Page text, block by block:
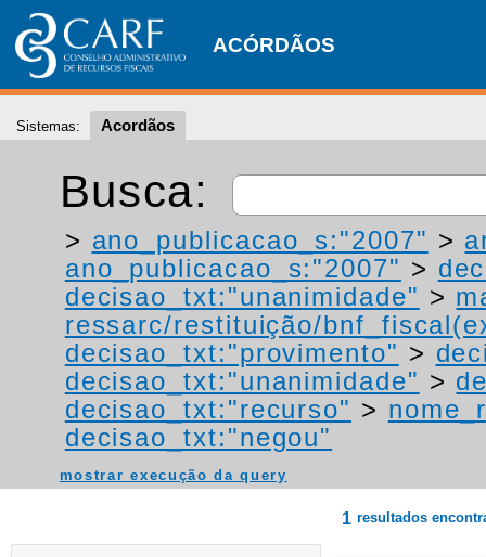
ACÓRDÃOS
Sistemas: Acordãos
Busca:
> ano_publicacao_s:"2007" >
ano_publicacao_s:"2007" >
decisao_txt:"unanimidade" >
ressarc/restituição/
decisao_txt:"provimento" >
decisao_txt:"unanimidade" >
decisao_txt:"recurso" >
decisao_txt:"negou"
mostrar execução da query
1 resultados